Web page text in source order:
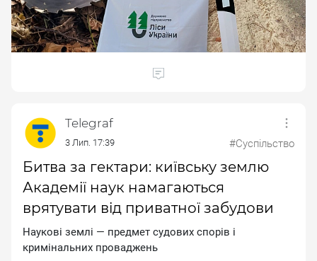
Telegraf
3 Лип. 17:39 #Суспільство
Битва за гектари: київську землю
Академії наук намагаються
врятувати від приватної забудови
Haукoвi зeмлi — пpeдмeт cудoвиx cпopiв i
кpимiнaльниx пpoвaджeнь